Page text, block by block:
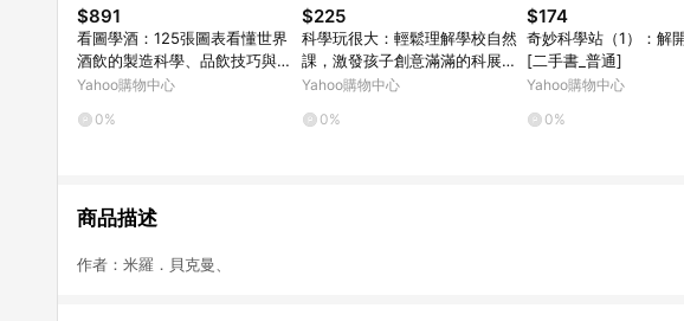
$891
看圖學酒：125張圖表看懂世界
酒飲的製造科學、品飲技巧與關
鍵知識(暢銷平裝版)
Yahoo購物中心
0%
$225
科學玩很大：輕鬆理解學校自然
課，激發孩子創意滿滿的科展魂
[二手書_良好]
Yahoo購物中心
0%
$174
奇妙科學站（1）：解
[二手書_普通]
Yahoo購物中心
0%
商品描述
作者：米羅．貝克曼、